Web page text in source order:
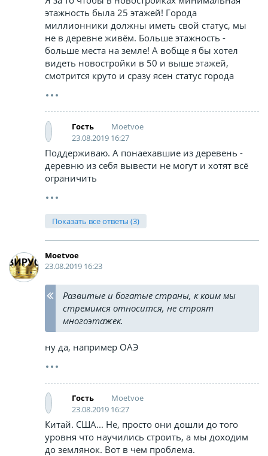
этажность была 25 этажей! Города
миллионники должны иметь свой статус, мы
не в деревне живём. Больше этажность -
больше места на земле! А вобще я бы хотел
видеть новостройки в 50 и выше этажей,
смотрится круто и сразу ясен статус города
Гость
Moetvoe
23.08.2019 16:27
Поддерживаю. А понаехавшие из деревень -
деревню из себя вывести не могут и хотят всё
ограничить
Показать все ответы (3)
Moetvoe
23.08.2019 16:23
Развитые и богатые страны, к коим мы
стремимся относится, не строят
многоэтажек.
ну да, например ОАЭ
Гость
Moetvoe
23.08.2019 16:27
Китай. США... Не, просто они дошли до того
уровня что научились строить, а мы доходим
до землянок. Вот в чем проблема.